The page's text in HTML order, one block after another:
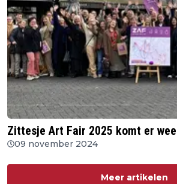
Zittesje Art Fair 2025 komt er
09 november 2024
Meer artikelen